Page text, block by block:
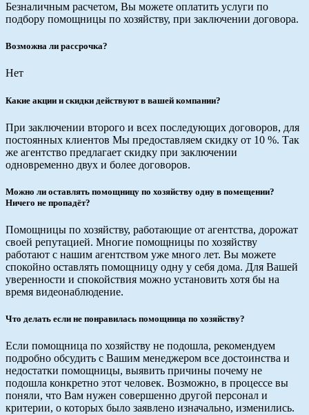
Безналичным расчетом, Вы можете оплатить услуги по
подбору помощницы по хозяйству, при заключении договора.
Возможна ли рассрочка?
Нет
Какие акции и скидки действуют в вашей компании?
При заключении второго и всех последующих договоров, для
постоянных клиентов Мы предоставляем скидку от 10 %. Так
же агентство предлагает скидку при заключении
одновременно двух и более договоров.
Можно ли оставлять помощницу по хозяйству одну в помещении?
Ничего не пропадёт?
Помощницы по хозяйству, работающие от агентства, дорожат
своей репутацией. Многие помощницы по хозяйству
работают с нашим агентством уже много лет. Вы можете
спокойно оставлять помощницу одну у себя дома. Для Вашей
уверенности и спокойствия можно установить хотя бы на
время видеонаблюдение.
Что делать если не понравилась помощница по хозяйству?
Если помощница по хозяйству не подошла, рекомендуем
подробно обсудить с Вашим менеджером все достоинства и
недостатки помощницы, выявить причины почему не
подошла конкретно этот человек. Возможно, в процессе вы
поняли, что Вам нужен совершенно другой персонал и
критерии, о которых было заявлено изначально, изменились.